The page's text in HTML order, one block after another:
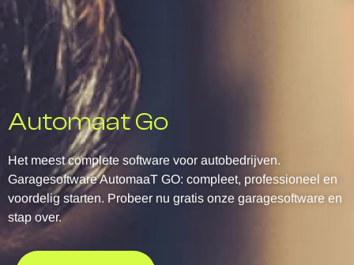
Automaat Go
Het meest complete software voor autobedrijven.
Garagesoftware AutomaaT GO: compleet, professioneel en
voordelig starten. Probeer nu gratis onze garagesoftware en
stap over.